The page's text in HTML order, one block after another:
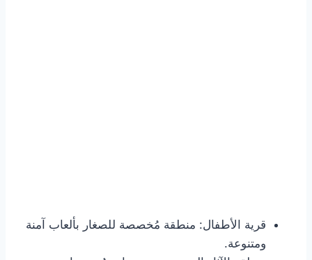
قرية الأطفال: منطقة مُخصصة للصغار بألعاب آمنة
ومتنوعة.